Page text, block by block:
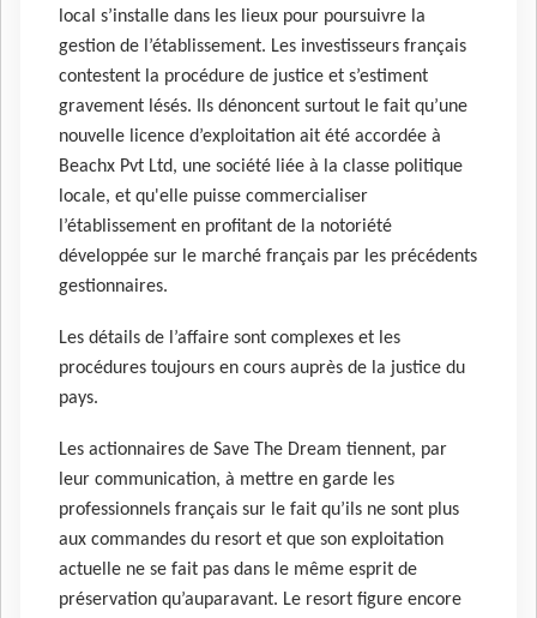
local s’installe dans les lieux pour poursuivre la
gestion de l’établissement. Les investisseurs français
contestent la procédure de justice et s’estiment
gravement lésés. Ils dénoncent surtout le fait qu’une
nouvelle licence d’exploitation ait été accordée à
Beachx Pvt Ltd, une société liée à la classe politique
locale, et qu'elle puisse commercialiser
l’établissement en profitant de la notoriété
développée sur le marché français par les précédents
gestionnaires.
Les détails de l’affaire sont complexes et les
procédures toujours en cours auprès de la justice du
pays.
Les actionnaires de Save The Dream tiennent, par
leur communication, à mettre en garde les
professionnels français sur le fait qu’ils ne sont plus
aux commandes du resort et que son exploitation
actuelle ne se fait pas dans le même esprit de
préservation qu’auparavant. Le resort figure encore